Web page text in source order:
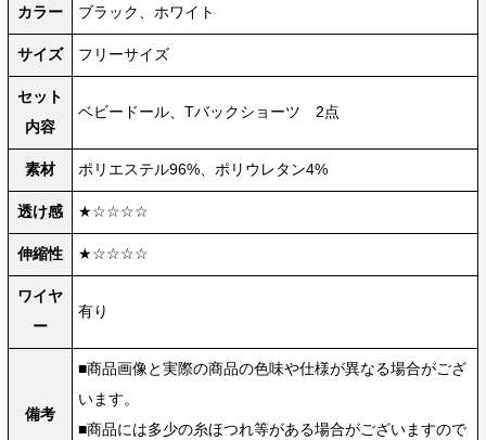
カラー ブラック、ホワイト
サイズ フリーサイズ
セット
内容
ベビードール、Tバックショーツ 2点
素材 ポリエステル96%、ポリウレタン4%
透け感 ★☆☆☆☆
伸縮性 ★☆☆☆☆
ワイヤ
ー
有り
備考
■商品画像と実際の商品の色味や仕様が異なる場合がござ
います。
■商品には多少の糸ほつれ等がある場合がございますので